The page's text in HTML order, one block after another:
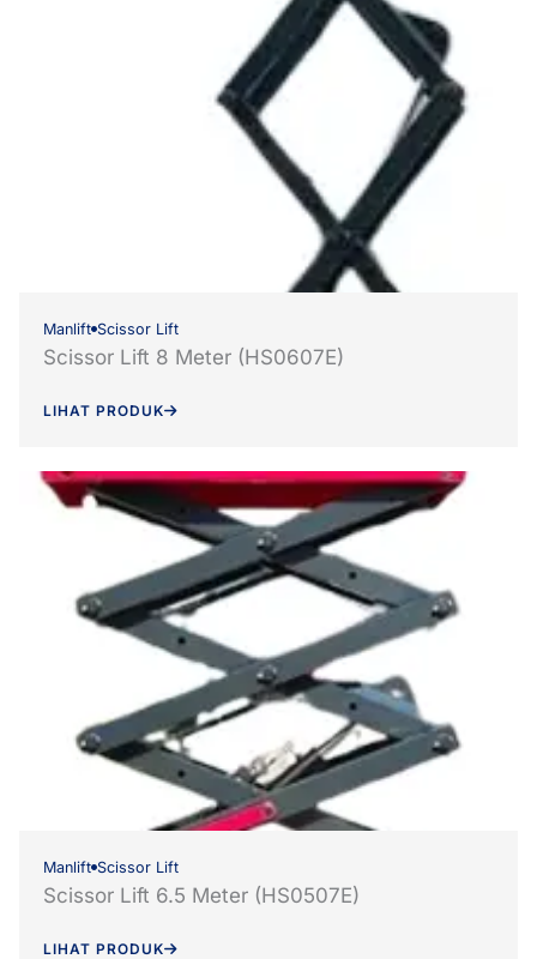
Manlift Scissor Lift
Scissor Lift 8 Meter (HS0607E)
LIHAT PRODUK
Manlift Scissor Lift
Scissor Lift 6.5 Meter (HS0507E)
LIHAT PRODUK